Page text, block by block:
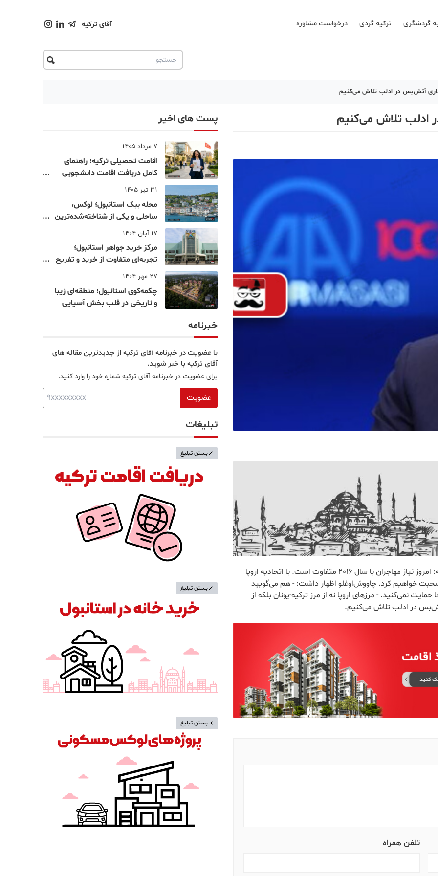
گردشگری ترکیه گردی درخواست مشاوره آقای ترکیه
آتش‌بس در ادلب تلاش می‌کنیم
ادلب تلاش می‌کنیم
خبرگزاری آناتولی مولود چاووش‌اوغلو، وزیر امور خارجه ترکیه: امروز نیاز مهاجران با سال 2016 متفاوت است. با اتحادیه اروپا
صحبت خواهیم کرد. چاووش‌اوغلو اظهار داشت: - هم می‌گویید
نمی‌کنید. - مرزهای اروپا نه از مرز ترکیه-یونان بلکه از
در ادلب تلاش می‌کنیم.
تلفن همراه
پست های اخیر
7 مرداد 1405
اقامت تحصیلی ترکیه؛ راهنمای
کامل دریافت اقامت دانشجویی
ترکیه در سال ۲۰۲۶
31 تیر 1405
محله ببک استانبول؛ لوکس،
ساحلی و یکی از شناخته‌شده‌ترین
نقاط بسفر
17 آبان 1404
مرکز خرید جواهر استانبول؛
تجربه‌ای متفاوت از خرید و تفریح
در قلب استانبول
27 مهر 1404
چکمه‌کوی استانبول؛ منطقه‌ای زیبا
و تاریخی در قلب بخش آسیایی
خبرنامه
با عضویت در خبرنامه آقای ترکیه از جدیدترین مقاله های
آقای ترکیه با خبر شوید.
برای عضویت در خبرنامه آقای ترکیه شماره خود را وارد کنید.
عضویت
تبلیغات
بستن تبلیغ
بستن تبلیغ
بستن تبلیغ